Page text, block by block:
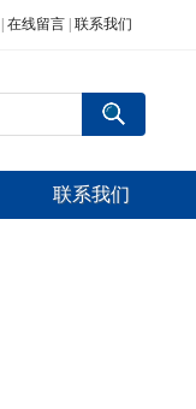
在线留言 联系我们
联系我们